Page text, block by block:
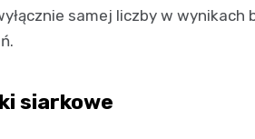
samej liczby w wynikach
siarkowe